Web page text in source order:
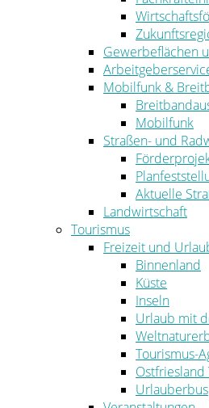
Gewerbeflächen
Mobilfunk &
Mobilfunk
Straßen- und
Aktuelle
Landwirtschaft
Tourismus
Freizeit und
Binnenland
Küste
Inseln
Urlaub mit
Tourismus-
Ostfriesland
Urlauberbus